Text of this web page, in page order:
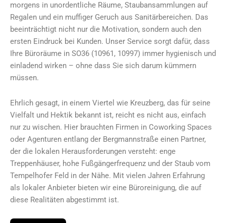
morgens in unordentliche Räume, Staubansammlungen auf
Regalen und ein muffiger Geruch aus Sanitärbereichen. Das
beeinträchtigt nicht nur die Motivation, sondern auch den
ersten Eindruck bei Kunden. Unser Service sorgt dafür, dass
Ihre Büroräume in SO36 (10961, 10997) immer hygienisch und
einladend wirken – ohne dass Sie sich darum kümmern
müssen.
Ehrlich gesagt, in einem Viertel wie Kreuzberg, das für seine
Vielfalt und Hektik bekannt ist, reicht es nicht aus, einfach
nur zu wischen. Hier brauchten Firmen in Coworking Spaces
oder Agenturen entlang der Bergmannstraße einen Partner,
der die lokalen Herausforderungen versteht: enge
Treppenhäuser, hohe Fußgängerfrequenz und der Staub vom
Tempelhofer Feld in der Nähe. Mit vielen Jahren Erfahrung
als lokaler Anbieter bieten wir eine Büroreinigung, die auf
diese Realitäten abgestimmt ist.